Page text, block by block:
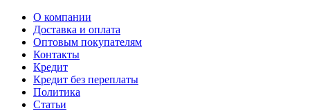
О компании
Доставка и оплата
Оптовым покупателям
Контакты
Кредит
Кредит без переплаты
Политика
Статьи